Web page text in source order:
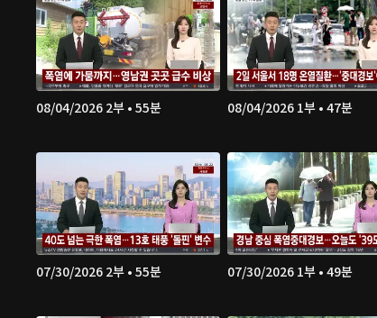
08/04/2026 2부 • 55분 08/04/2026 1부 • 47분
07/30/2026 2부 • 55분 07/30/2026 1부 • 49분